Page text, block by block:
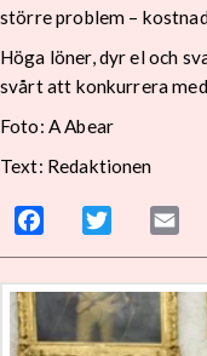
större problem –
Höga löner, dyr el och
svårt att konkurrera
Foto: A Abear
Text: Redaktionen
Facebook Twitter